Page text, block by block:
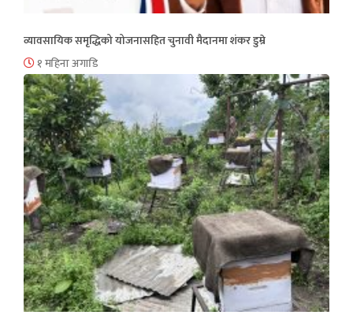
व्यावसायिक समृद्धिको योजनासहित चुनावी मैदानमा शंकर डुम्रे
१ महिना अगाडि